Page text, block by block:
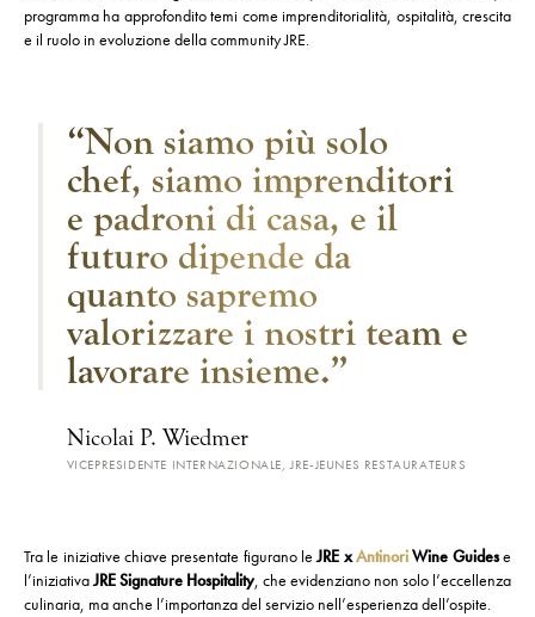
programma ha approfondito temi come imprenditorialità, ospitalità, crescita
e il ruolo in evoluzione della community JRE.
“Non siamo più solo
chef, siamo imprenditori
e padroni di casa, e il
futuro dipende da
quanto sapremo
valorizzare i nostri team e
lavorare insieme.”
Nicolai P. Wiedmer
VICEPRESIDENTE INTERNAZIONALE, JRE-JEUNES RESTAURATEURS
Tra le iniziative chiave presentate figurano leJRE xAntinoriWine Guidese
l’iniziativaJRE Signature Hospitality, che evidenziano non solo l’eccellenza
culinaria, ma anche l’importanza del servizio nell’esperienza dell’ospite.